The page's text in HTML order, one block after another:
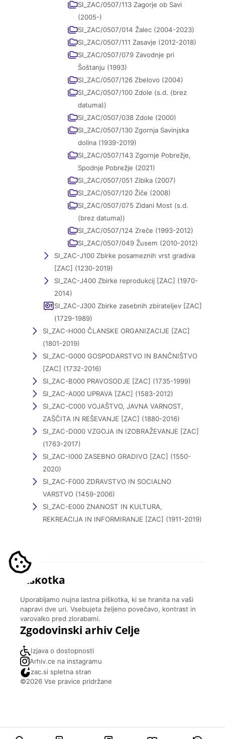
SI_ZAC/0507/113 Zagorje ob Savi
(2005-)
SI_ZAC/0507/014 Žalec (2004-2023)
SI_ZAC/0507/111 Zasavje (2012-2018)
SI_ZAC/0507/079 Zavodnje pri
Šoštanju (1993)
SI_ZAC/0507/126 Zbelovo (2004)
SI_ZAC/0507/100 Zdole (s.d. (brez
datuma))
SI_ZAC/0507/038 Zdole (2000)
SI_ZAC/0507/130 Zgornja Savinjska
dolina (1939-2019)
SI_ZAC/0507/143 Zgornje Pobrežje,
Spodnje Pobrežje (2021)
SI_ZAC/0507/051 Zibika (2007)
SI_ZAC/0507/120 Žiče (2008)
SI_ZAC/0507/075 Zidani Most (s.d.
(brez datuma))
SI_ZAC/0507/124 Zreče (1993-2012)
SI_ZAC/0507/049 Žusem (2010-2012)
SI_ZAC-J100 Zbirke posameznih vrst gradiva
[ZAC] (1230-2019)
SI_ZAC-J400 Zbirke reprodukcij [ZAC] (1970-
2014)
SI_ZAC-J300 Zbirke zasebnih zbirateljev [ZAC]
(1729-1989)
SI_ZAC-H000 ČLANSKE ORGANIZACIJE [ZAC]
(1801-2019)
SI_ZAC-G000 GOSPODARSTVO IN BANČNIŠTVO
[ZAC] (1732-2016)
SI_ZAC-B000 PRAVOSODJE [ZAC] (1735-1999)
SI_ZAC-A000 UPRAVA [ZAC] (1583-2012)
SI_ZAC-C000 VOJAŠTVO, JAVNA VARNOST,
ZAŠČITA IN REŠEVANJE [ZAC] (1880-2016)
SI_ZAC-D000 VZGOJA IN IZOBRAŽEVANJE [ZAC]
(1763-2017)
SI_ZAC-I000 ZASEBNO GRADIVO [ZAC] (1550-
2020)
SI_ZAC-F000 ZDRAVSTVO IN SOCIALNO
VARSTVO (1459-2006)
SI_ZAC-E000 ZNANOST IN KULTURA,
REKREACIJA IN INFORMIRANJE [ZAC] (1911-2019)
Piškotka
Uporabljamo nujna lastna piškotka, ki se hranita na vaši
napravi dve uri. Vsebujeta željeno povečavo, kontrast in
varovalko pred zlorabami.
Zgodovinski arhiv Celje
Izjava o dostopnosti
Arhiv.ce na instagramu
zac.si spletna stran
©2026 Vse pravice pridržane